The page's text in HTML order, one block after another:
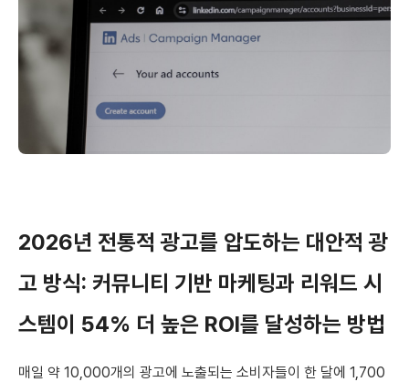
2026년 전통적 광고를 압도하는 대안적 광
고 방식: 커뮤니티 기반 마케팅과 리워드 시
스템이 54% 더 높은 ROI를 달성하는 방법
매일 약 10,000개의 광고에 노출되는 소비자들이 한 달에 1,700